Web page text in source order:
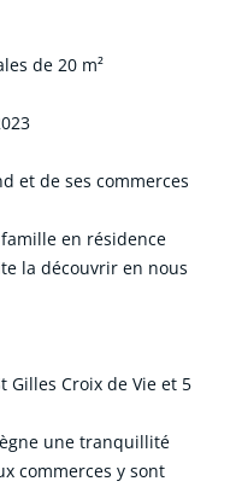
de 20 m²
et de ses commerces
en résidence
la découvrir en nous
Gilles Croix de Vie et 5
une tranquillité
commerces y sont